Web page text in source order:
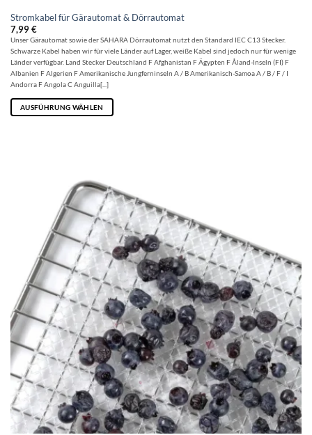
Stromkabel für Gärautomat & Dörrautomat
7,99€
Unser Gärautomat sowie der SAHARA Dörrautomat nutzt den Standard IEC C13 Stecker.
Schwarze Kabel haben wir für viele Länder auf Lager, weiße Kabel sind jedoch nur für wenige
Länder verfügbar. Land Stecker Deutschland F Afghanistan F Ägypten F Åland-Inseln (FI) F
Albanien F Algerien F Amerikanische Jungferninseln A / B Amerikanisch-Samoa A / B / F / I
Andorra F Angola C Anguilla[...]
AUSFÜHRUNG WÄHLEN
Produktseite
gewählt
werden